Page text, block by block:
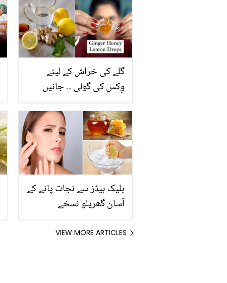
ساتھ کیا ہوا تھا؟ سالوں بعد
سچ بتا دیا
گلے کی خراش کے لیئے
وِکس کی گولی ۔۔ جانیں
گولی کو گھر میں ادرک اور
لیموں سے کیسے بنا سکتے
ہیں؟
بلیک ہیڈز سے نجات پانے کے
آسان گھریلو نسخے
VIEW MORE ARTICLES